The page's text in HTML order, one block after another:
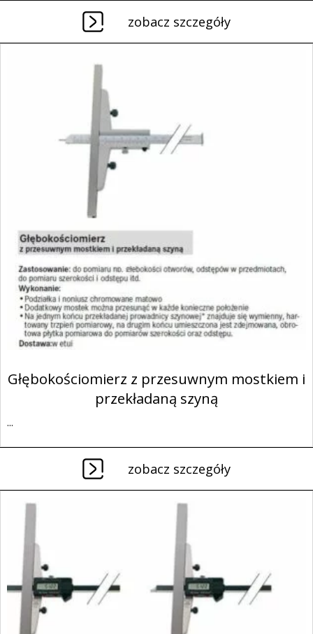
zobacz szczegóły
Głębokościomierz z przesuwnym mostkiem i
przekładaną szyną
...
zobacz szczegóły